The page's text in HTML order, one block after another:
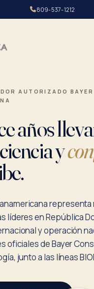
809-537-1212
AUTORIZADO BAYER
años
y
representa
líderes en República
y operación
oficiales de Bayer
junto a las líneas